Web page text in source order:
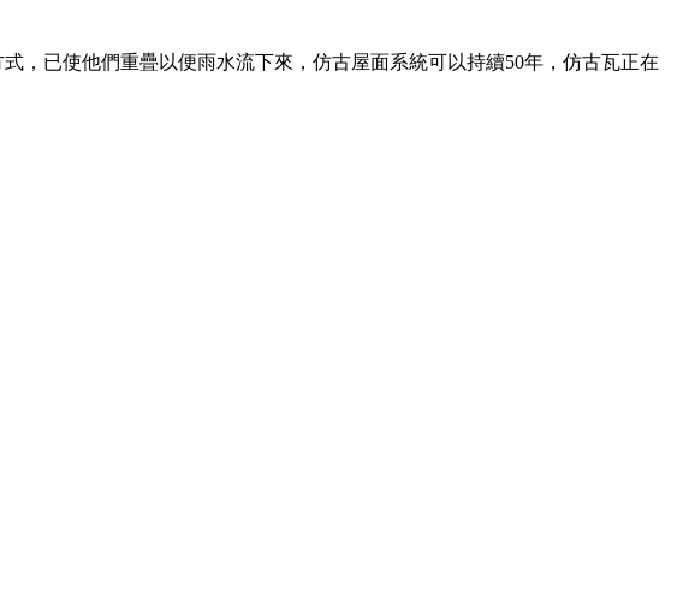
，已使他們重疊以便雨水流下來，仿古屋面系統可以持續50年，仿古瓦正在